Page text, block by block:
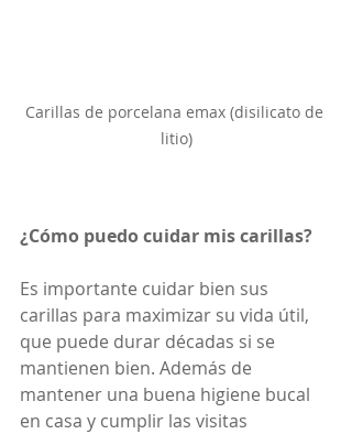
Carillas de porcelana emax (disilicato de
litio)
¿Cómo puedo cuidar mis carillas?
Es importante cuidar bien sus
carillas para maximizar su vida útil,
que puede durar décadas si se
mantienen bien. Además de
mantener una buena higiene bucal
en casa y cumplir las visitas